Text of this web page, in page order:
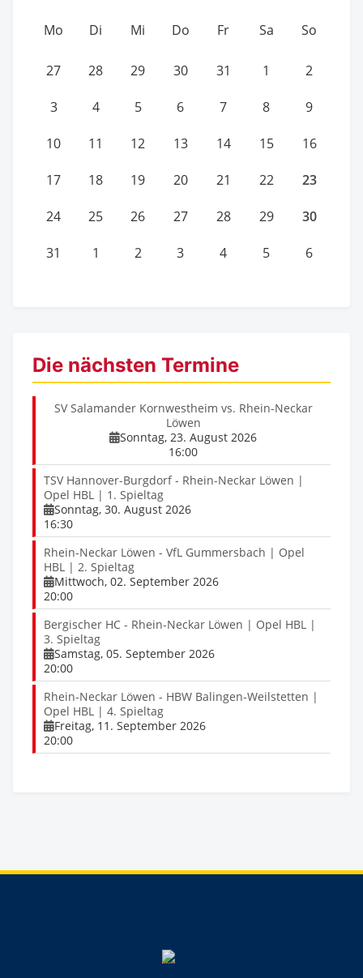
Mo Di Mi Do Fr Sa So
27 28 29 30 31 1 2
3 4 5 6 7 8 9
10 11 12 13 14 15 16
17 18 19 20 21 22 23
24 25 26 27 28 29 30
31 1 2 3 4 5 6
Die nächsten Termine
SV Salamander Kornwestheim vs. Rhein-Neckar
Löwen
Sonntag, 23. August 2026
16:00
TSV Hannover-Burgdorf - Rhein-Neckar Löwen |
Opel HBL | 1. Spieltag
Sonntag, 30. August 2026
16:30
Rhein-Neckar Löwen - VfL Gummersbach | Opel
HBL | 2. Spieltag
Mittwoch, 02. September 2026
20:00
Bergischer HC - Rhein-Neckar Löwen | Opel HBL |
3. Spieltag
Samstag, 05. September 2026
20:00
Rhein-Neckar Löwen - HBW Balingen-Weilstetten |
Opel HBL | 4. Spieltag
Freitag, 11. September 2026
20:00